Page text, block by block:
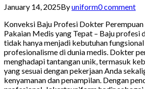
January 14, 2025Byuniform0 comment
Konveksi Baju Profesi Dokter
Pakaian Medis yang Tepat – Baju profesi
tidak hanya menjadi kebutuhan
profesionalisme di dunia medis. Dokter
menghadapi tantangan unik, termasuk
yang sesuai dengan pekerjaan Anda
kenyamanan dan penampilan. Dengan